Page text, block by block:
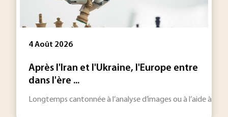
4 Août 2026
Après l'Iran et l'Ukraine, l'Europe entre
dans l'ère ...
Longtemps cantonnée à l’analyse d’images ou à l’aide à